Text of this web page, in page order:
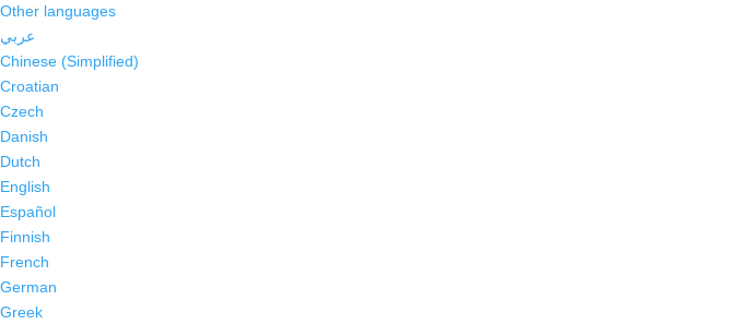
Other languages
عربي
Chinese (Simplified)
Croatian
Czech
Danish
Dutch
English
Español
Finnish
French
German
Greek